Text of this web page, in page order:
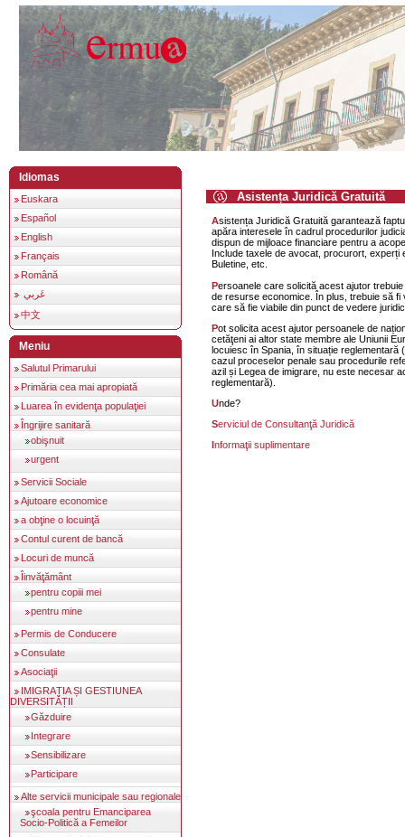
Idiomas
Euskara
Español
English
Français
Română
中文
Meniu
Salutul Primarului
Primăria cea mai apropiată
Luarea în evidenţa populaţiei
Îngrijire sanitară
obişnuit
urgent
Servicii Sociale
Ajutoare economice
a obţine o locuinţă
Contul curent de bancă
Locuri de muncă
Îinvăţământ
pentru copiii mei
pentru mine
Permis de Conducere
Consulate
Asociaţii
IMIGRAȚIA ȘI GESTIUNEA
DIVERSITĂȚII
Găzduire
Integrare
Sensibilizare
Participare
Alte servicii municipale sau regionale
şcoala pentru Emanciparea
Socio-Politică a Femeilor
Asistența Juridică Gratuită
Asistența Juridică Gratuită garantează faptul că toți oamenii își pot
apăra interesele în cadrul procedurilor
dispun de mijloace financiare pentru a
Include taxele de avocat, procurort, experți
Buletine, etc.
Persoanele care solicită acest ajutor trebuie să demonstreze lipsa
de resurse economice. În plus, trebuie să fi
care să fie viabile din punct de vedere
Pot solicita acest ajutor persoanele de naționalitate spaniolă,
cetăţeni ai altor state membre ale Uniunii
locuiesc în Spania, în situație reglementară
cazul proceselor penale sau procedurile
azil și Legea de imigrare, nu este necesar
reglementară).
Unde?
Serviciul de Consultanţă Juridică
Informaţii suplimentare